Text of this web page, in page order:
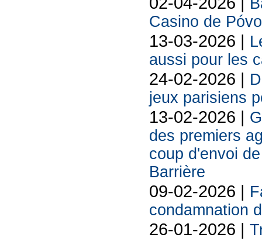
Casino de
13-03-2026 |
aussi pour les
24-02-2026 |
jeux parisiens
13-02-2026 |
des premiers
coup d'envoi
Barrière
09-02-2026 |
condamnation
26-01-2026 |